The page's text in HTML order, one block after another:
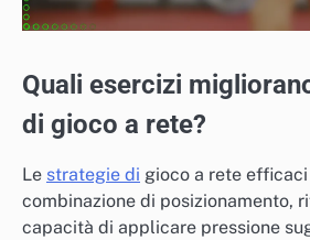
Quali esercizi
di gioco a rete?
Le strategie di gioco a rete efficaci
combinazione di posizionamento,
capacità di applicare pressione